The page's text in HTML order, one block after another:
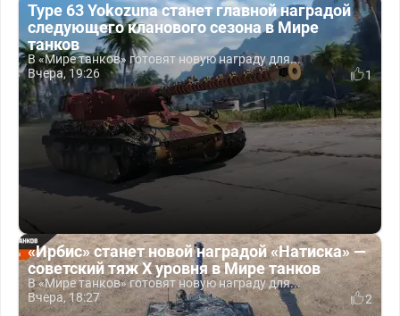
Type 63 Yokozuna станет главной наградой
следующего кланового сезона в Мире
танков
В «Мире танков» готовят новую награду для...
Вчера, 19:26
1
«Ирбис» станет новой наградой «Натиска» —
советский тяж X уровня в Мире танков
В «Мире танков» готовят новую награду для...
Вчера, 18:27
2